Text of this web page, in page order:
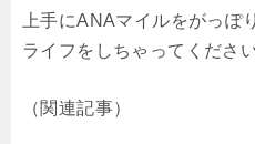
上手にANAマイルをがっぽ
ライフをしちゃってください
（関連記事）